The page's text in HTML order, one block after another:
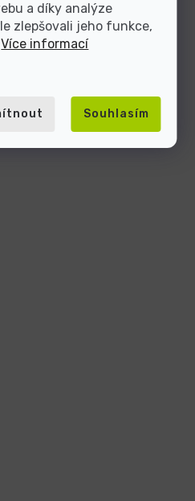
a díky analýze
zlepšovali jeho funkce,
Více informací
Souhlasím